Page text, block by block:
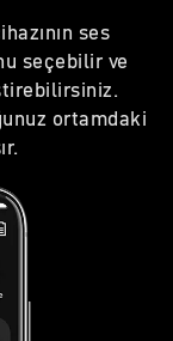
ses
seçebilir ve
ortamdaki